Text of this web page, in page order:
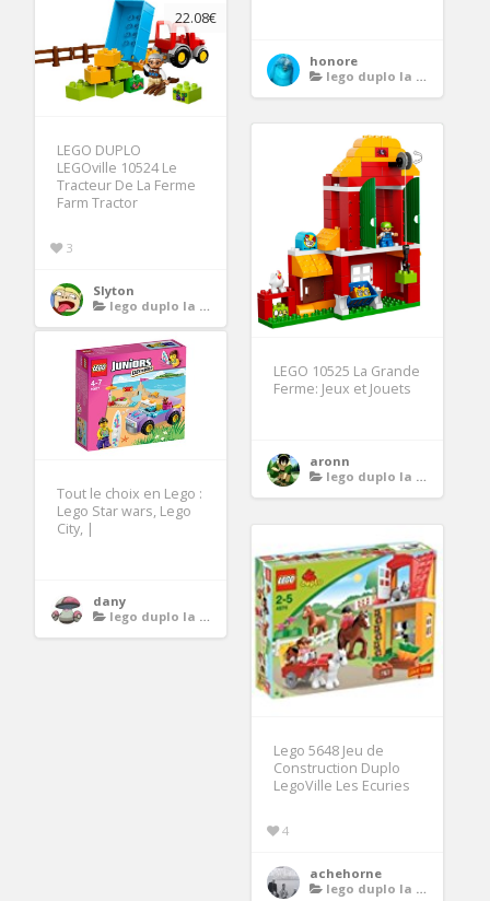
honore
lego duplo la ferme
22.08€
LEGO DUPLO
LEGOville 10524 Le
Tracteur De La Ferme
Farm Tractor
3
Slyton
lego duplo la ferme
LEGO 10525 La Grande
Ferme: Jeux et Jouets
aronn
lego duplo la ferme
Tout le choix en Lego :
Lego Star wars, Lego
City, |
dany
lego duplo la ferme
Lego 5648 Jeu de
Construction Duplo
LegoVille Les Ecuries
4
achehorne
lego duplo la ferme